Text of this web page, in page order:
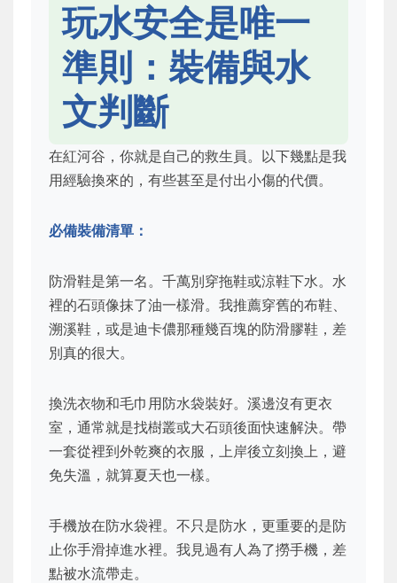
玩水安全是唯一
準則：裝備與水
文判斷
在紅河谷，你就是自己的救生員。以下幾點是我
用經驗換來的，有些甚至是付出小傷的代價。
必備裝備清單：
防滑鞋是第一名。千萬別穿拖鞋或涼鞋下水。水
裡的石頭像抹了油一樣滑。我推薦穿舊的布鞋、
溯溪鞋，或是迪卡儂那種幾百塊的防滑膠鞋，差
別真的很大。
換洗衣物和毛巾用防水袋裝好。溪邊沒有更衣
室，通常就是找樹叢或大石頭後面快速解決。帶
一套從裡到外乾爽的衣服，上岸後立刻換上，避
免失溫，就算夏天也一樣。
手機放在防水袋裡。不只是防水，更重要的是防
止你手滑掉進水裡。我見過有人為了撈手機，差
點被水流帶走。